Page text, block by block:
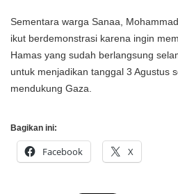
Sementara warga Sanaa,
ikut berdemonstrasi karena ingin
Hamas yang sudah berlangsung
untuk menjadikan tanggal 3 Agustus
mendukung Gaza.
Bagikan ini:
Facebook X